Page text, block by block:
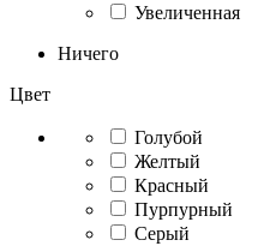
Увеличенная
Ничего
Цвет
Голубой
Желтый
Красный
Пурпурный
Серый